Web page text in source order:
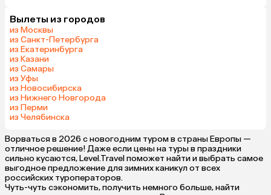
Вылеты из городов
из Москвы
из Санкт-Петербурга
из Екатеринбурга
из Казани
из Самары
из Уфы
из Новосибирска
из Нижнего Новгорода
из Перми
из Челябинска
Ворваться в 2026 с новогодним туром в cтраны Европы —
отличное решение! Даже если цены на туры в праздники
сильно кусаются, Level.Travel поможет найти и выбрать самое
выгодное предложение для зимних каникул от всех
российских туроператоров.
Чуть-чуть сэкономить, получить немного больше, найти